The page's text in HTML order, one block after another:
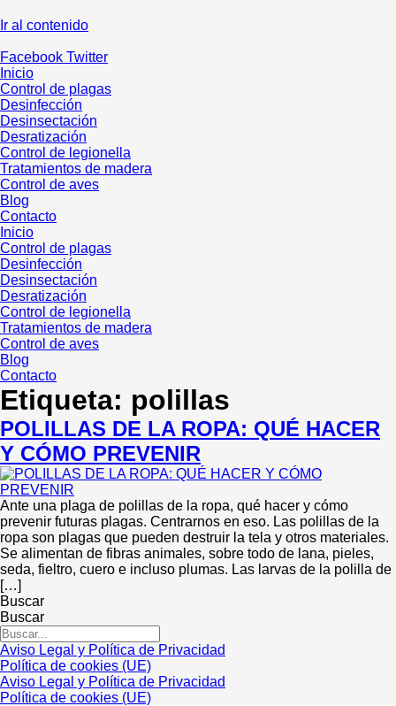
Ir al contenido
Facebook Twitter
Inicio
Control de plagas
Desinfección
Desinsectación
Desratización
Control de legionella
Tratamientos de madera
Control de aves
Blog
Contacto
Inicio
Control de plagas
Desinfección
Desinsectación
Desratización
Control de legionella
Tratamientos de madera
Control de aves
Blog
Contacto
Etiqueta: polillas
POLILLAS DE LA ROPA: QUÉ HACER
Y CÓMO PREVENIR
Ante una plaga de polillas de la ropa, qué hacer y cómo
prevenir futuras plagas. Centrarnos en eso. Las polillas de la
ropa son plagas que pueden destruir la tela y otros materiales.
Se alimentan de fibras animales, sobre todo de lana, pieles,
seda, fieltro, cuero e incluso plumas. Las larvas de la polilla de
[…]
Buscar
Buscar
Aviso Legal y Política de Privacidad
Política de cookies (UE)
Aviso Legal y Política de Privacidad
Política de cookies (UE)